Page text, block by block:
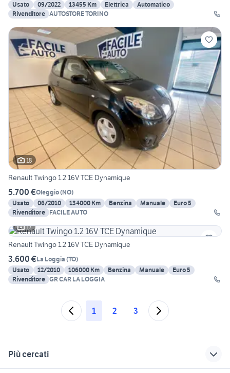
Usato
09/2022 13455 Km Elettrica
Automatico
Rivenditore AUTOSTORE TORINO
18
Renault Twingo 1.2 16V TCE Dynamique
5.700 €Oleggio(NO)
Usato
06/2010 134000 Km Benzina Manuale
Euro 5
Rivenditore FACILE AUTO
17
Renault Twingo 1.2 16V TCE Dynamique
3.600 €La Loggia (TO)
Usato
12/2010 106000 Km Benzina Manuale
Euro 5
Rivenditore
GR CAR LA LOGGIA
1 2 3
Più cercati